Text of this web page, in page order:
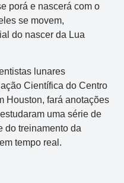
porá e nascerá com o
se movem,
do nascer da Lua
lunares
Científica do Centro
Houston, fará anotações
uma série de
do treinamento da
tempo real.